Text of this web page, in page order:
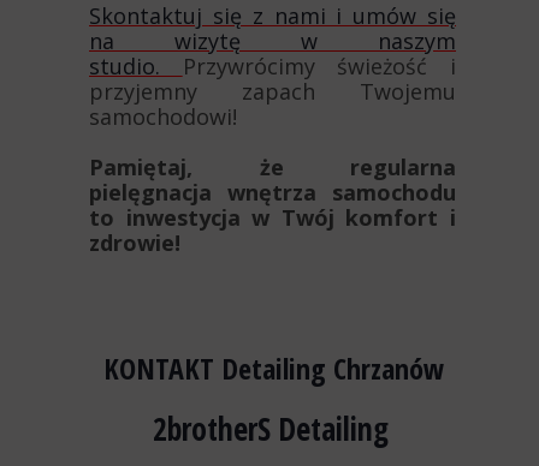
Skontaktuj się z nami i umów się
na wizytę w naszym
studio. Przywrócimy świeżość i
przyjemny zapach Twojemu
samochodowi!
Pamiętaj, że regularna
pielęgnacja wnętrza samochodu
to inwestycja w Twój komfort i
zdrowie!
KONTAKT Detailing Chrzanów
2brotherS Detailing